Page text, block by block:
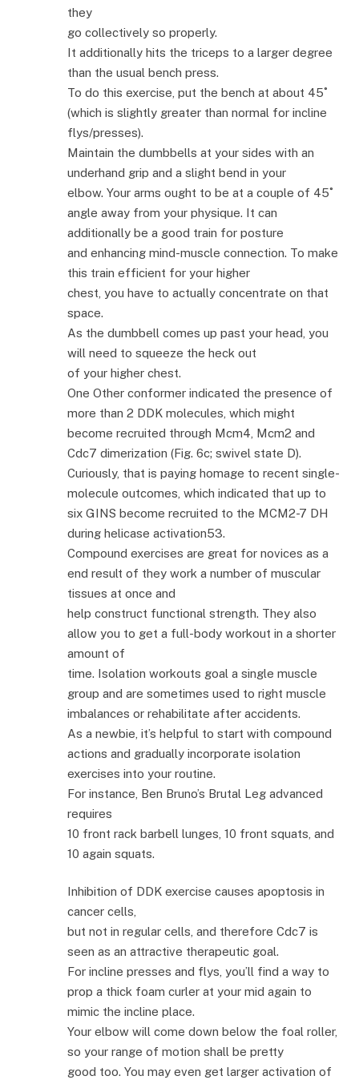
they
go collectively so properly.
It additionally hits the triceps to a larger degree
than the usual bench press.
To do this exercise, put the bench at about 45˚
(which is slightly greater than normal for incline
flys/presses).
Maintain the dumbbells at your sides with an
underhand grip and a slight bend in your
elbow. Your arms ought to be at a couple of 45˚
angle away from your physique. It can
additionally be a good train for posture
and enhancing mind-muscle connection. To make
this train efficient for your higher
chest, you have to actually concentrate on that
space.
As the dumbbell comes up past your head, you
will need to squeeze the heck out
of your higher chest.
One Other conformer indicated the presence of
more than 2 DDK molecules, which might
become recruited through Mcm4, Mcm2 and
Cdc7 dimerization (Fig. 6c; swivel state D).
Curiously, that is paying homage to recent single-
molecule outcomes, which indicated that up to
six GINS become recruited to the MCM2-7 DH
during helicase activation53.
Compound exercises are great for novices as a
end result of they work a number of muscular
tissues at once and
help construct functional strength. They also
allow you to get a full-body workout in a shorter
amount of
time. Isolation workouts goal a single muscle
group and are sometimes used to right muscle
imbalances or rehabilitate after accidents.
As a newbie, it’s helpful to start with compound
actions and gradually incorporate isolation
exercises into your routine.
For instance, Ben Bruno’s Brutal Leg advanced
requires
10 front rack barbell lunges, 10 front squats, and
10 again squats.
Inhibition of DDK exercise causes apoptosis in
cancer cells,
but not in regular cells, and therefore Cdc7 is
seen as an attractive therapeutic goal.
For incline presses and flys, you’ll find a way to
prop a thick foam curler at your mid again to
mimic the incline place.
Your elbow will come down below the foal roller,
so your range of motion shall be pretty
good too. You may even get larger activation of